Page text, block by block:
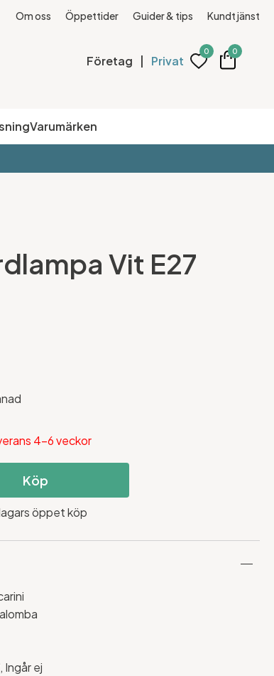
Om oss Öppettider Guider & tips Kundtjänst
Företag | Privat
0 0
Varumärken
Vit E27
4-6 veckor
Köp
öppet köp
Ingår ej